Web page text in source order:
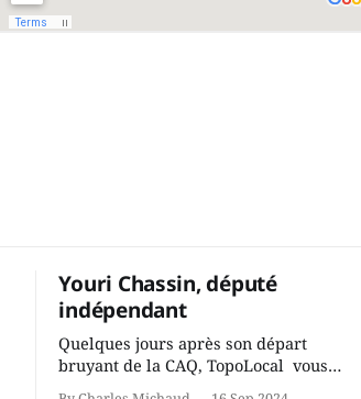
Youri Chassin, député
indépendant
Quelques jours après son départ
bruyant de la CAQ, TopoLocal vous
présente une conversation avec Youri